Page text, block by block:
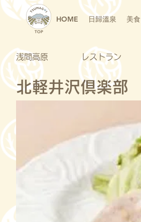
HOME 日歸溫泉 美食
TOP
浅間高原 レストラン
北軽井沢倶楽部